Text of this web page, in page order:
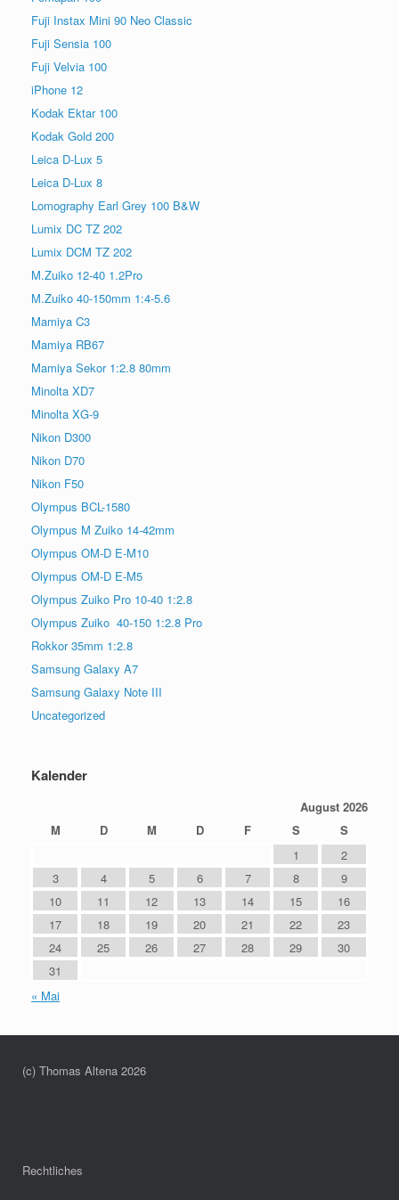
Fuji Instax Mini 90 Neo Classic
Fuji Sensia 100
Fuji Velvia 100
iPhone 12
Kodak Ektar 100
Kodak Gold 200
Leica D-Lux 5
Leica D-Lux 8
Lomography Earl Grey 100 B&W
Lumix DC TZ 202
Lumix DCM TZ 202
M.Zuiko 12-40 1.2Pro
M.Zuiko 40-150mm 1:4-5.6
Mamiya C3
Mamiya RB67
Mamiya Sekor 1:2.8 80mm
Minolta XD7
Minolta XG-9
Nikon D300
Nikon D70
Nikon F50
Olympus BCL-1580
Olympus M Zuiko 14-42mm
Olympus OM-D E-M10
Olympus OM-D E-M5
Olympus Zuiko Pro 10-40 1:2.8
Olympus Zuiko 40-150 1:2.8 Pro
Rokkor 35mm 1:2.8
Samsung Galaxy A7
Samsung Galaxy Note III
Uncategorized
Kalender
August 2026
M
D M D F S
S
1
2
3
4 5 6 7 8
9
10
11 12 13 14 15
16
17
18 19 20 21 22
23
24
25 26 27 28 29
30
31
« Mai
(c) Thomas Altena 2026
Rechtliches